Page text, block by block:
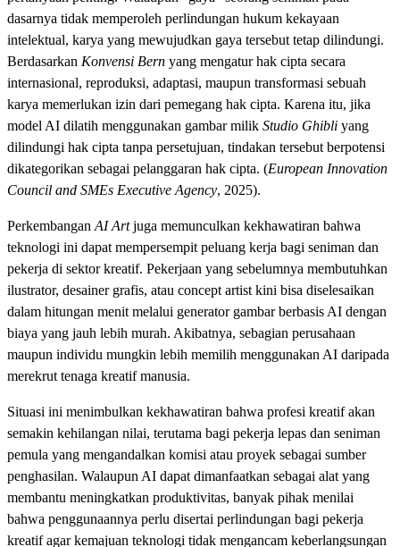
dasarnya tidak memperoleh perlindungan hukum kekayaan
intelektual, karya yang mewujudkan gaya tersebut tetap dilindungi.
Berdasarkan Konvensi Bern yang mengatur hak cipta secara
internasional, reproduksi, adaptasi, maupun transformasi sebuah
karya memerlukan izin dari pemegang hak cipta. Karena itu, jika
model AI dilatih menggunakan gambar milik Studio Ghibli yang
dilindungi hak cipta tanpa persetujuan, tindakan tersebut berpotensi
dikategorikan sebagai pelanggaran hak cipta. (European Innovation
Council and SMEs Executive Agency, 2025).
Perkembangan AI Artjuga memunculkan kekhawatiran bahwa
teknologi ini dapat mempersempit peluang kerja bagi seniman dan
pekerja di sektor kreatif. Pekerjaan yang sebelumnya membutuhkan
ilustrator, desainer grafis, atau concept artist kini bisa diselesaikan
dalam hitungan menit melalui generator gambar berbasis AI dengan
biaya yang jauh lebih murah. Akibatnya, sebagian perusahaan
maupun individu mungkin lebih memilih menggunakan AI daripada
merekrut tenaga kreatif manusia.
Situasi ini menimbulkan kekhawatiran bahwa profesi kreatif akan
semakin kehilangan nilai, terutama bagi pekerja lepas dan seniman
pemula yang mengandalkan komisi atau proyek sebagai sumber
penghasilan. Walaupun AI dapat dimanfaatkan sebagai alat yang
membantu meningkatkan produktivitas, banyak pihak menilai
bahwa penggunaannya perlu disertai perlindungan bagi pekerja
kreatif agar kemajuan teknologi tidak mengancam keberlangsungan